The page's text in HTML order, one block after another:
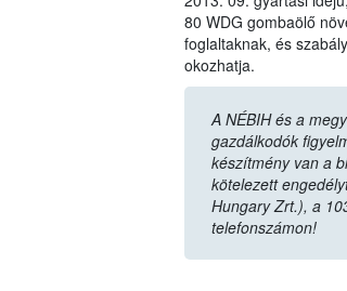
80 WDG gombaölő
foglaltaknak, és
okozhatja.
A NÉBIH és a
gazdálkodók
készítmény van a
kötelezett
Hungary Zrt.), a
telefonszámon!